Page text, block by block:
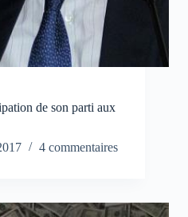
de son parti aux
4 commentaires